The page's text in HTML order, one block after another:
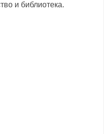
и библиотека.